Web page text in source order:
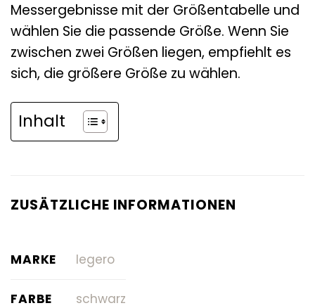
Messergebnisse mit der Größentabelle und
wählen Sie die passende Größe. Wenn Sie
zwischen zwei Größen liegen, empfiehlt es
sich, die größere Größe zu wählen.
Inhalt
ZUSÄTZLICHE INFORMATIONEN
MARKE legero
FARBE schwarz